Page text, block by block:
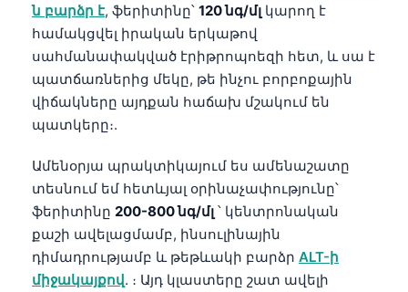
ն բարձր է, ֆերիտինը՝ 120 նգ/մլ կարող է
համակցվել իրական երկաթով
սահմանափակված էրիթրոպոեզի հետ, և սա է
պատճառներից մեկը, թե ինչու բորբոքային
վիճակները այդքան հաճախ մշակում են
պատկերը։.
Ամենօրյա պրակտիկայում ես ամենաշատը
տեսնում եմ հետևյալ օրինաչափությունը՝
ֆերիտինը 200-800 նգ/մլ ՝ կենտրոնական
քաշի ավելացմամբ, ինսուլինային
դիմադրությամբ և թեթևակի բարձր ALT-ի
միջակայքով. ։ Այդ կլաստերը շատ ավելի